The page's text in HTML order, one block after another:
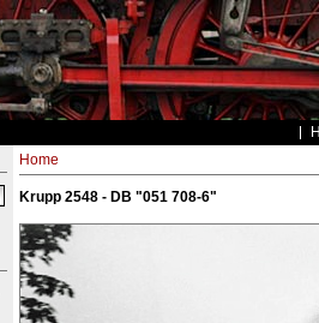
Home
Krupp 2548 - DB "051 708-6"